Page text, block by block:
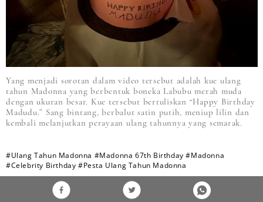
Yang menjadi sorotan dalam video tersebut adalah kue ulang
tahun Madonna yang berbentuk boneka Labubu merah muda
dengan ukuran besar. Kue tersebut bertuliskan “Happy Birthday
Madudu.” Sang bintang, berbalut satin putih, meniup lilin dan
kembali melanjutkan perayaan ulang tahunnya yang semarak.
#Ulang Tahun Madonna #Madonna 67th Birthday #Madonna
#Celebrity Birthday #Pesta Ulang Tahun Madonna